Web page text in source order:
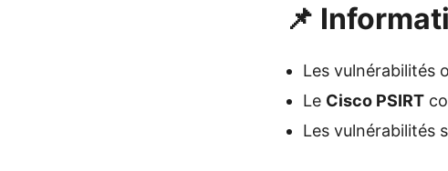
📌
Les vulnérabilités
Le Cisco PSIRT
Les vulnérabilités